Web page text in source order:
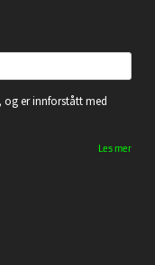
og er innforstått med
Les mer